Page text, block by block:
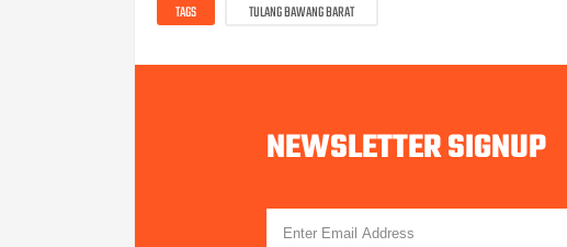
TAGS TULANG BAWANG BARAT
NEWSLETTER SIGNUP